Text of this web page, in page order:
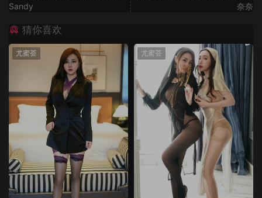
Sandy
奈奈
猜你喜欢
尤蜜荟 尤蜜荟